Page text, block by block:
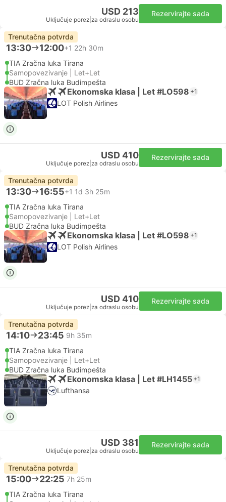
USD 213
Uključuje porez za odraslu osobu
Rezervirajte sada
Trenutačna potvrda
13:30 12:00+1 22h 30m
TIA Zračna luka Tirana
Samopovezivanje | Let+Let
BUD Zračna luka Budimpešta
Ekonomska klasa | Let #LO598 +1
LOT Polish Airlines
USD 410
Uključuje porez za odraslu osobu
Rezervirajte sada
Trenutačna potvrda
13:30 16:55+1 1d 3h 25m
TIA Zračna luka Tirana
Samopovezivanje | Let+Let
BUD Zračna luka Budimpešta
Ekonomska klasa | Let #LO598 +1
LOT Polish Airlines
USD 410
Uključuje porez za odraslu osobu
Rezervirajte sada
Trenutačna potvrda
14:10 23:45 9h 35m
TIA Zračna luka Tirana
Samopovezivanje | Let+Let
BUD Zračna luka Budimpešta
Ekonomska klasa | Let #LH1455 +1
Lufthansa
USD 381
Uključuje porez za odraslu osobu
Rezervirajte sada
Trenutačna potvrda
15:00 22:25 7h 25m
TIA Zračna luka Tirana